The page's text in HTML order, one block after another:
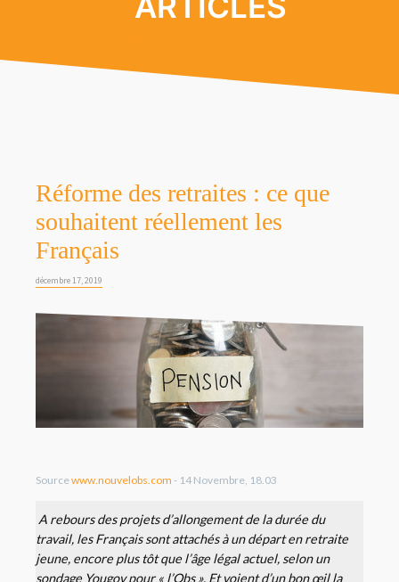
Réforme des retraites : ce que
souhaitent réellement les
Français
décembre 17, 2019
Sourcewww.nouvelobs.com - 14 Novembre, 18.03
A rebours des projets d’allongement de la durée du
travail, les Français sont attachés à un départ en retraite
jeune, encore plus tôt que l’âge légal actuel, selon un
sondage Yougov pour « l’Obs ». Et voient d’un bon œil la